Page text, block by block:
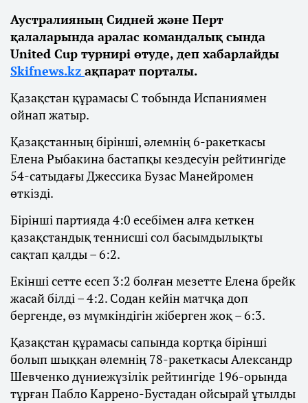
Аустралияның Сидней және Перт
қалаларында аралас командалық сында
United Cup турнирі өтуде, деп хабарлайды
Skifnews.kz ақпарат порталы.
Қазақстан құрамасы С тобында Испаниямен
ойнап жатыр.
Қазақстанның бірінші, әлемнің 6-ракеткасы
Елена Рыбакина бастапқы кездесуін рейтингіде
54-сатыдағы Джессика Бузас Манейромен
өткізді.
Бірінші партияда 4:0 есебімен алға кеткен
қазақстандық теннисші сол басымдылықты
сақтап қалды – 6:2.
Екінші сетте есеп 3:2 болған мезетте Елена брейк
жасай білді – 4:2. Содан кейін матчқа доп
бергенде, өз мүмкіндігін жіберген жоқ – 6:3.
Қазақстан құрамасы сапында кортқа бірінші
болып шыққан әлемнің 78-ракеткасы Александр
Шевченко дүниежүзілік рейтингіде 196-орында
тұрған Пабло Каррено-Бустадан ойсырай ұтылды